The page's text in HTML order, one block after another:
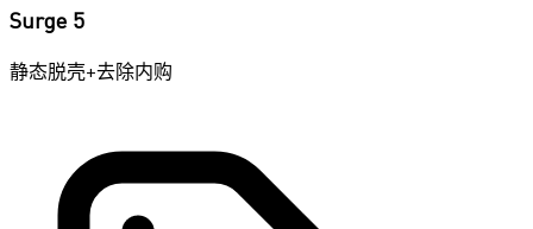
Surge 5
静态脱壳+去除内购